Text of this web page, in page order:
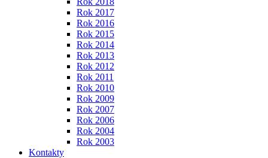
Rok 2017
Rok 2016
Rok 2015
Rok 2014
Rok 2013
Rok 2012
Rok 2011
Rok 2010
Rok 2009
Rok 2007
Rok 2006
Rok 2004
Rok 2003
Kontakty